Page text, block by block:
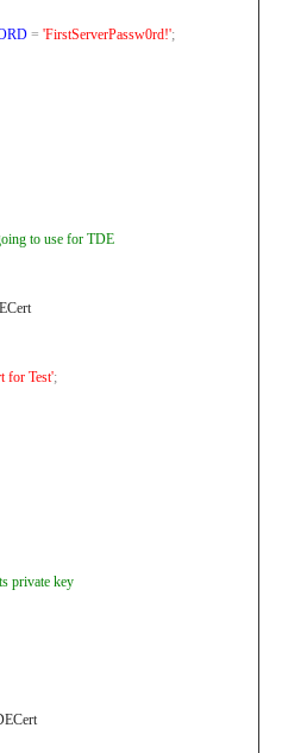
= 'FirstServerPassw0rd!';
to use for TDE
for Test';
private key